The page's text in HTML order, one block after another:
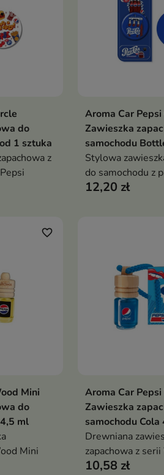
do
1 sztuka
z
Dodaj
Aroma Car
Zawieszka
samochodu
Stylowa
do samochodu z
Pepsi
12,20 zł
koszyka
favorite_border
Mini
do
ml
Mini

Aroma Car
Zawieszka
samochodu Cola
Drewniana
zapachowa z
10,58 zł